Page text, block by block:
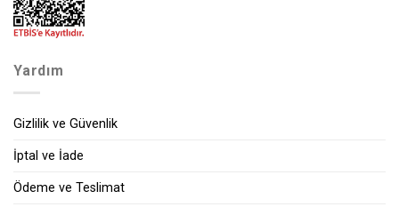
Yardım
Gizlilik ve Güvenlik
İptal ve İade
Ödeme ve Teslimat